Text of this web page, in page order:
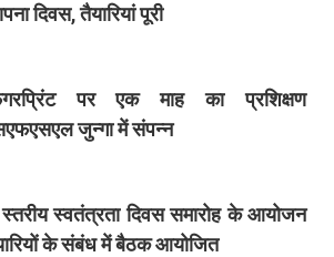
दिवस, तैयारियां पूरी
पर एक माह का प्रशिक्षण
जुन्गा में संपन्न
स्वतंत्रता दिवस समारोह के आयोजन
के संबंध में बैठक आयोजित